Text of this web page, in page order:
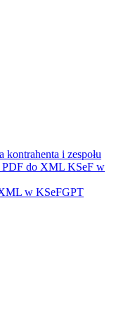
i zespołu
PDF do XML KSeF w
w KSeFGPT